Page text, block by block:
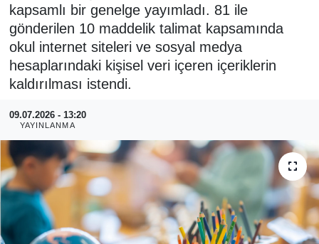
kapsamlı bir genelge yayımladı. 81 ile
gönderilen 10 maddelik talimat kapsamında
okul internet siteleri ve sosyal medya
hesaplarındaki kişisel veri içeren içeriklerin
kaldırılması istendi.
09.07.2026 - 13:20
YAYINLANMA
SPOR
ASAYİŞ
RESMİ REKLAM
Son Dakika Haberleri
Haber Arşivi